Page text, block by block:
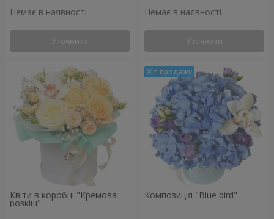
Немає в наявності
Уточнити
Немає в наявності
Уточнити
Квіти в коробці "Кремова
розкіш"
Композиція "Blue bird"